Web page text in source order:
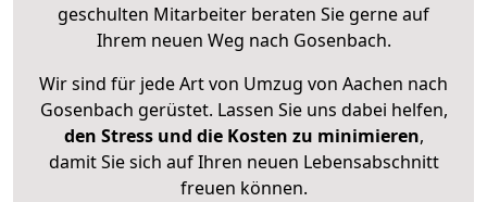
geschulten Mitarbeiter beraten Sie gerne auf
Ihrem neuen Weg nach Gosenbach.
Wir sind für jede Art von Umzug von Aachen nach
Gosenbach gerüstet. Lassen Sie uns dabei helfen,
den Stress und die Kosten zu minimieren,
damit Sie sich auf Ihren neuen Lebensabschnitt
freuen können.